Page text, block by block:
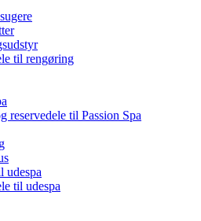
til rengøring
reservedele til Passion Spa
udespa
til udespa